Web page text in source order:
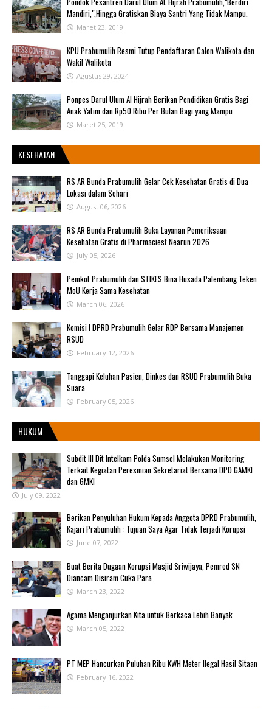
Mandiri,",Hingga Gratiskan Biaya Santri Yang Tidak Mampu.
Maret 23, 2019
KPU Prabumulih Resmi Tutup Pendaftaran Calon Walikota dan
Wakil Walikota
Agustus 29, 2024
Ponpes Darul Ulum Al Hijrah Berikan Pendidikan Gratis Bagi
Anak Yatim dan Rp50 Ribu Per Bulan Bagi yang Mampu
Maret 25, 2019
KESEHATAN
RS AR Bunda Prabumulih Gelar Cek Kesehatan Gratis di Dua
Lokasi dalam Sehari
August 06, 2026
RS AR Bunda Prabumulih Buka Layanan Pemeriksaan
Kesehatan Gratis di Pharmaciest Nearun 2026
July 05, 2026
Pemkot Prabumulih dan STIKES Bina Husada Palembang Teken
MoU Kerja Sama Kesehatan
March 06, 2026
Komisi I DPRD Prabumulih Gelar RDP Bersama Manajemen
RSUD
February 12, 2026
Tanggapi Keluhan Pasien, Dinkes dan RSUD Prabumulih Buka
Suara
February 05, 2026
HUKUM
Subdit III Dit Intelkam Polda Sumsel Melakukan Monitoring
Terkait Kegiatan Peresmian Sekretariat Bersama DPD GAMKI
dan GMKI
July 09, 2022
Berikan Penyuluhan Hukum Kepada Anggota DPRD Prabumulih,
Kajari Prabumulih : Tujuan Saya Agar Tidak Terjadi Korupsi
June 07, 2022
Buat Berita Dugaan Korupsi Masjid Sriwijaya, Pemred SN
Diancam Disiram Cuka Para
March 23, 2022
Agama Menganjurkan Kita untuk Berkaca Lebih Banyak
March 05, 2022
PT MEP Hancurkan Puluhan Ribu KWH Meter Ilegal Hasil Sitaan
February 16, 2022